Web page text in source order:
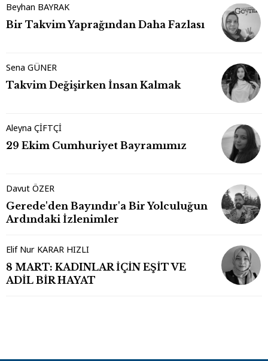
Beyhan BAYRAK
Bir Takvim Yaprağından Daha Fazlası
Sena GÜNER
Takvim Değişirken İnsan Kalmak
Aleyna ÇİFTÇİ
29 Ekim Cumhuriyet Bayramımız
Davut ÖZER
Gerede'den Bayındır'a Bir Yolculuğun
Ardındaki İzlenimler
Elif Nur KARAR HIZLI
8 MART: KADINLAR İÇİN EŞİT VE
ADİL BİR HAYAT